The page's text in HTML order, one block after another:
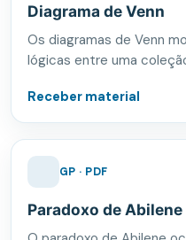
Diagrama de Venn
Os diagramas de Venn
lógicas entre uma
Receber material
GP · PDF
Paradoxo de Abilene